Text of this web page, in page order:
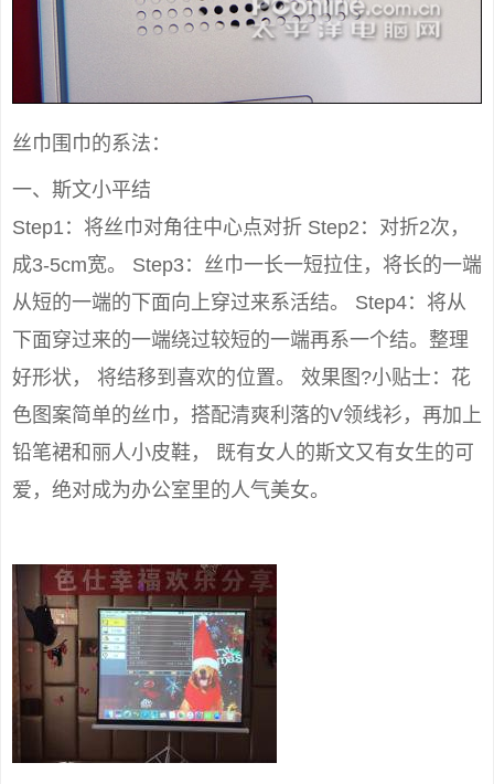
丝巾围巾的系法：
一、斯文小平结
Step1：将丝巾对角往中心点对折 Step2：对折2次，
成3-5cm宽。 Step3：丝巾一长一短拉住，将长的一端
从短的一端的下面向上穿过来系活结。 Step4：将从
下面穿过来的一端绕过较短的一端再系一个结。整理
好形状， 将结移到喜欢的位置。 效果图?小贴士：花
色图案简单的丝巾，搭配清爽利落的V领线衫，再加上
铅笔裙和丽人小皮鞋， 既有女人的斯文又有女生的可
爱，绝对成为办公室里的人气美女。